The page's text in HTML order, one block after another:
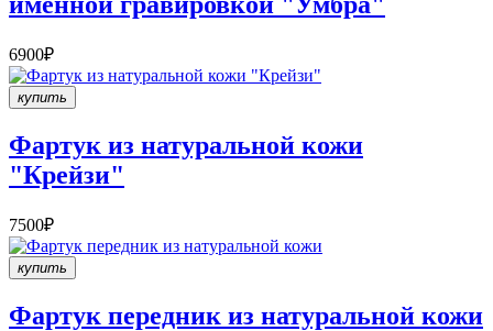
6900₽
купить
Фартук из натуральной кожи
"Крейзи"
7500₽
купить
Фартук передник из натуральной кожи